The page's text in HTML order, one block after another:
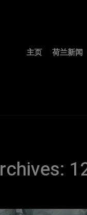
主页 荷兰新闻